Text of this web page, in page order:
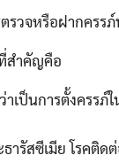
วจหรือฝากครร
สำคัญคือ
าเป็นการตั้งครรภ์
ารัสซีเมีย โรคติด